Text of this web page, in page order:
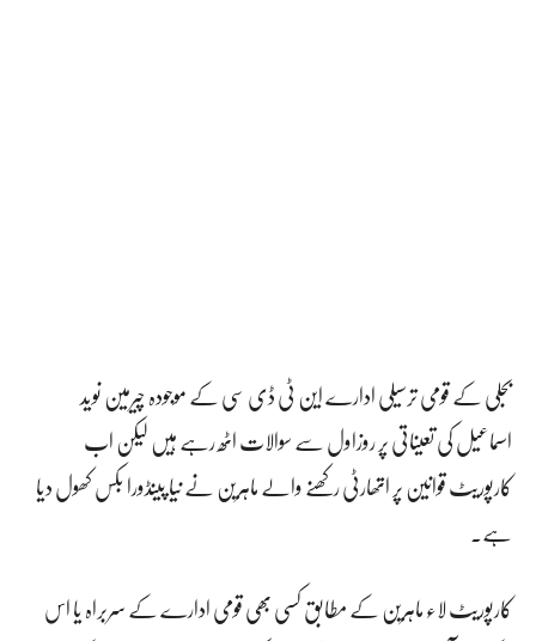
بجلی کے قومی ترسیلی ادارے این ٹی ڈی سی کے موجودہ چیرمین نوید
اسماعیل کی تعیناتی پر روزاول سے سوالات اٹھ رہے ہیں لیکن اب
کارپوریٹ قوانین پر اتھارٹی رکھنے والے ماہرین نے نیا پینڈورا بکس کھول دیا
ہے۔
کارپوریٹ لاء ماہرین کے مطابق کسی بھی قومی ادارے کے سربراہ یا اس